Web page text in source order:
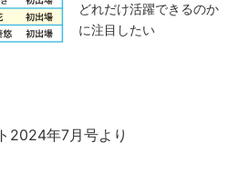
どれだけ活躍できるのか
に注目したい
2024年7月号より